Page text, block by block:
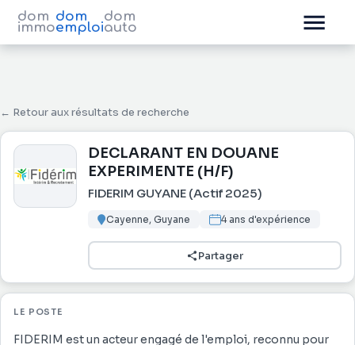
dom
immo
dom
emploi
dom
auto
← Retour aux résultats de recherche
DECLARANT EN DOUANE
EXPERIMENTE (H/F)
FIDERIM GUYANE (Actif 2025)
Cayenne, Guyane 4 ans d'expérience
Partager
LE POSTE
FIDERIM est un acteur engagé de l'emploi, reconnu pour